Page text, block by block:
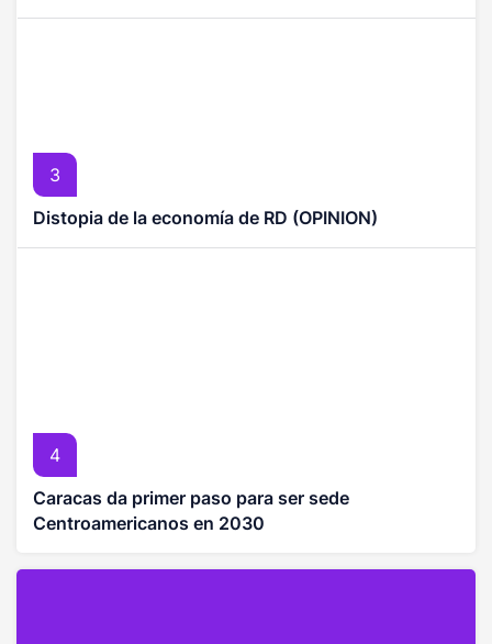
3
Distopia de la economía de RD (OPINION)
4
Caracas da primer paso para ser sede
Centroamericanos en 2030